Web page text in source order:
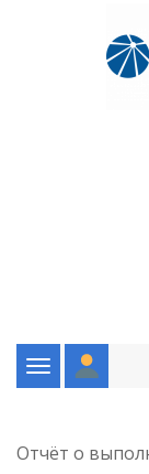
Toggle
Отчёт о